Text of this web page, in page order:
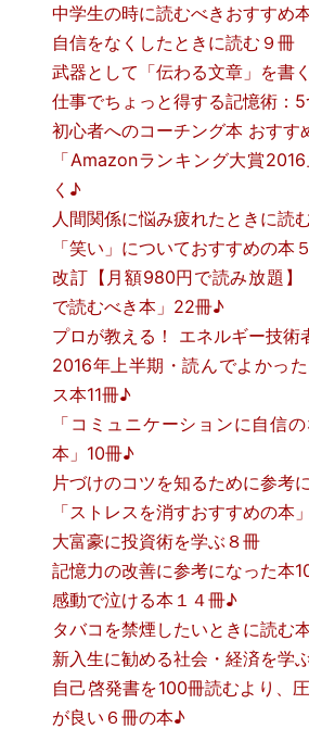
中学生の時に読むべきおすすめ
自信をなくしたときに読む９冊
武器として「伝わる文章」を書
仕事でちょっと得する記憶術：
初心者へのコーチング本 おすす
「Amazonランキング大賞
く♪
人間関係に悩み疲れたときに読
「笑い」についておすすめの本
改訂【月額980円で読み放題
で読むべき本」22冊♪
プロが教える！ エネルギー技術
2016年上半期・読んでよかっ
ス本11冊♪
「コミュニケーションに自信
本」10冊♪
片づけのコツを知るために参考
「ストレスを消すおすすめの本
大富豪に投資術を学ぶ８冊
記憶力の改善に参考になった本
感動で泣ける本１４冊♪
タバコを禁煙したいときに読む
新入生に勧める社会・経済を学
自己啓発書を100冊読むより、
が良い６冊の本♪